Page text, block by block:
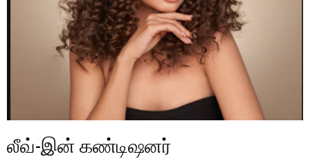
லீவ்-இன் கண்டிஷனர்